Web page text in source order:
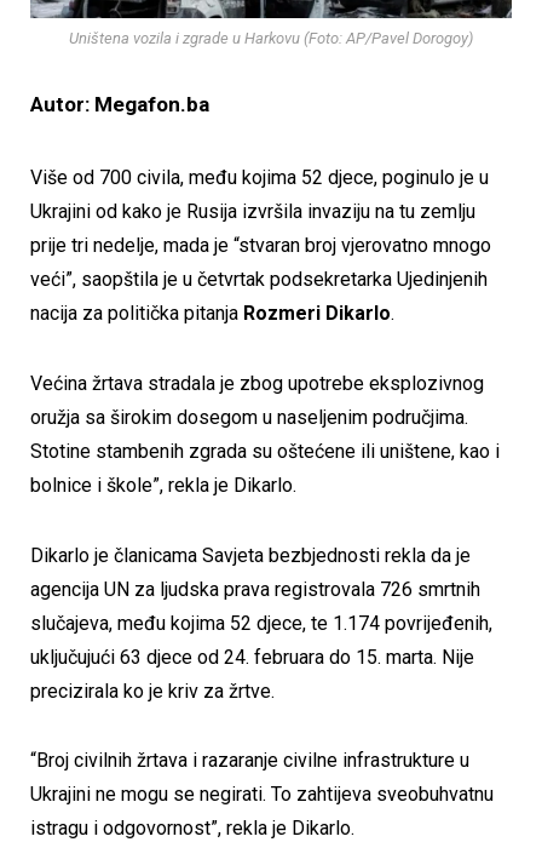
Uništena vozila i zgrade u Harkovu (Foto: AP/Pavel Dorogoy)
Autor: Megafon.ba
Više od 700 civila, među kojima 52 djece, poginulo je u
Ukrajini od kako je Rusija izvršila invaziju na tu zemlju
prije tri nedelje, mada je “stvaran broj vjerovatno mnogo
veći”, saopštila je u četvrtak podsekretarka Ujedinjenih
nacija za politička pitanja Rozmeri Dikarlo.
Većina žrtava stradala je zbog upotrebe eksplozivnog
oružja sa širokim dosegom u naseljenim područjima.
Stotine stambenih zgrada su oštećene ili uništene, kao i
bolnice i škole”, rekla je Dikarlo.
Dikarlo je članicama Savjeta bezbjednosti rekla da je
agencija UN za ljudska prava registrovala 726 smrtnih
slučajeva, među kojima 52 djece, te 1.174 povrijeđenih,
uključujući 63 djece od 24. februara do 15. marta. Nije
precizirala ko je kriv za žrtve.
“Broj civilnih žrtava i razaranje civilne infrastrukture u
Ukrajini ne mogu se negirati. To zahtijeva sveobuhvatnu
istragu i odgovornost”, rekla je Dikarlo.